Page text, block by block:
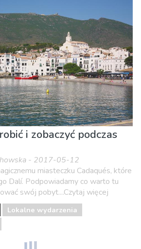
i zobaczyć podczas
- 2017-05-12
miasteczku Cadaqués, które
Dalí. Podpowiadamy co warto tu
swój pobyt....Czytaj więcej
Lokalne wydarzenia